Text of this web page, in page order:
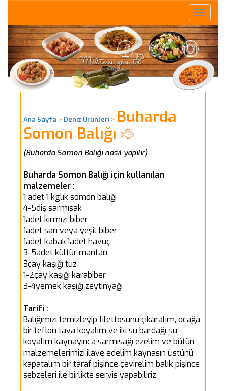
Toggle
Ana Sayfa > Deniz Ürünleri > Buharda
Somon Balığı
(Buharda Somon Balığı nasıl yapılır)
Buharda Somon Balığı için kullanılan
malzemeler :
1 adet 1 kglık somon balığı
4-5diş sarmısak
1adet kırmızı biber
1adet sarı veya yeşil biber
1adet kabak,1adet havuç
3-5adet kültür mantarı
3çay kaşığı tuz
1-2çay kaşığı karabiber
3-4yemek kaşığı zeytinyağı
Tarifi :
Balığımızı temizleyip filettosunu çıkaralım, ocağa
bir teflon tava koyalım ve iki su bardağı su
koyalım kaynayınca sarmısağı ezelim ve bütün
malzemelerimizi ilave edelim kaynasın üstünü
kapatalım bir taraf pişince çevirelim balık pişince
sebzeleri ile birlikte servis yapabiliriz